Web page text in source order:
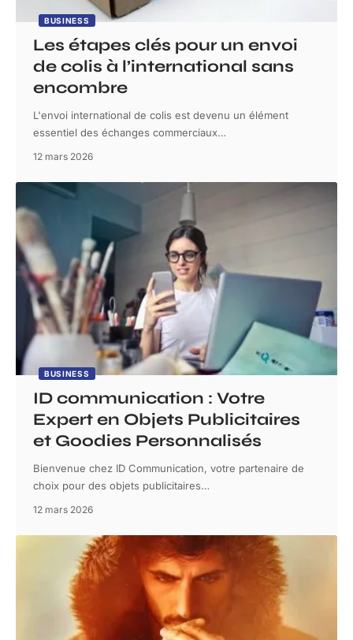
BUSINESS
Les étapes clés pour un envoi
de colis à l’international sans
encombre
L'envoi international de colis est devenu un élément
essentiel des échanges commerciaux…
12 mars 2026
BUSINESS
ID communication : Votre
Expert en Objets Publicitaires
et Goodies Personnalisés
Bienvenue chez ID Communication, votre partenaire de
choix pour des objets publicitaires…
12 mars 2026